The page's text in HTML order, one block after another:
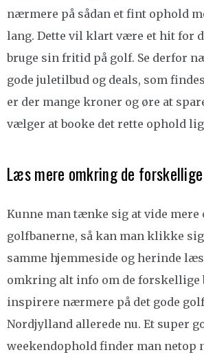
nærmere på sådan et fint ophold
lang. Dette vil klart være et hit for
bruge sin fritid på golf. Se derfor
gode juletilbud og deals, som
er der mange kroner og øre at
vælger at booke det rette ophold
Læs mere omkring de
Kunne man tænke sig at vide
golfbanerne, så kan man klikke
samme hjemmeside og herinde
omkring alt info om de forskellige
inspirere nærmere på det gode
Nordjylland allerede nu. Et super
weekendophold finder man netop